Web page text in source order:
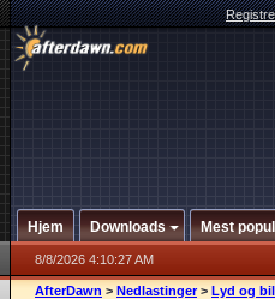
Hjem Downloads Mest
8/8/2026 4:10:27 AM
AfterDawn > Nedlastinger > Lyd og